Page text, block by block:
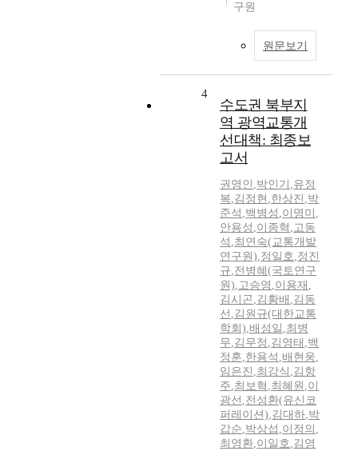
구원
원문보기
4
수도권 북부지
역 광역교통개
선대책: 최종보
고서
권영인 ,박인기 ,유정
복,김정현 ,한상진 ,박
준석 ,백병성 ,이명미 ,
안용성 ,이종혁 ,고동
석 ,최연숙(교통개발
연구원),정일호,정진
규,전병혜(국토연구
원),고승영 ,이용재 ,
김시곤,김황배 ,김동
선 ,김원규(대한교통
학회),배성일 ,최병
무,김무정 ,김영태 ,백
정훈,한용석 ,배현웅,
임은진 ,최강식 ,김항
주,최보혁 ,최혜원 ,이
광선 ,전성환(유신코
퍼레이션),김대하,박
갑순,박상섭 ,이정의 ,
최영환,이일호,김영